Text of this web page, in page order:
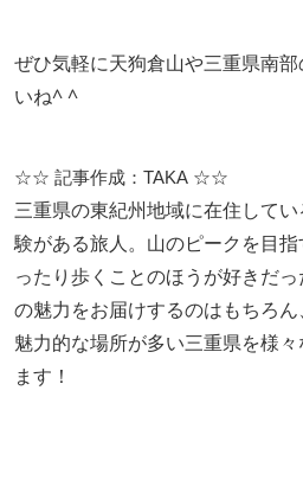
ぜひ気軽に天狗倉山や三重県南
いね^ ^
☆☆ 記事作成：TAKA ☆☆
三重県の東紀州地域に在住して
験がある旅人。山のピークを目
ったり歩くことのほうが好きだ
の魅力をお届けするのはもちろ
魅力的な場所が多い三重県を様
ます！